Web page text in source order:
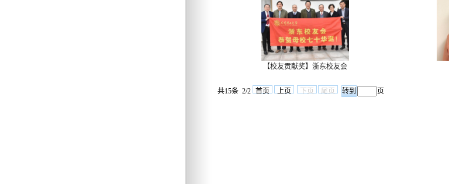
【校友贡献奖】浙东校友会
共15条 2/2 首页 上页 下页 尾页 页